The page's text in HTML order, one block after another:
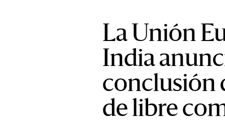
La Unión
India
conclusión
de libre